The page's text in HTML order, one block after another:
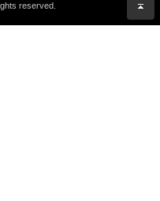
reserved.